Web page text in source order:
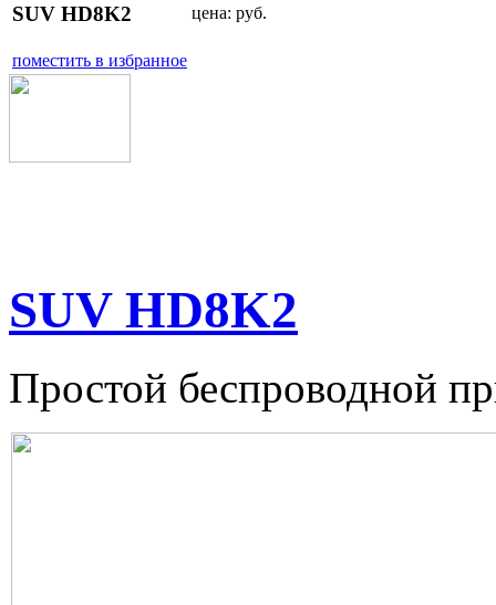
SUV HD8K2 цена: руб.
поместить в избранное
SUV HD8K2
Простой беспроводной